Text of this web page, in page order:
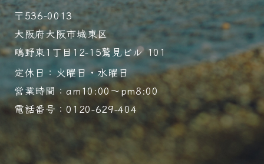
〒536-0013
大阪府大阪市城東区
鴫野東1丁目12-15鷲見ビル 101
定休日：火曜日・水曜日
営業時間：am10:00～pm8:00
電話番号：0120-629-404